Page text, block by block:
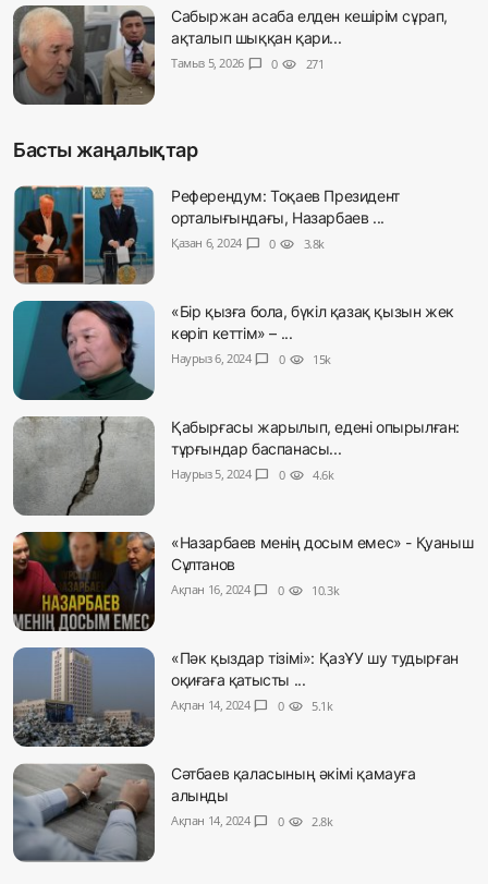
Сабыржан асаба елден кешірім сұрап,
ақталып шыққан қари...
Тамыз 5, 2026 chat_bubble 0 visibility 271
Басты жаңалықтар
Референдум: Тоқаев Президент
орталығындағы, Назарбаев ...
Қазан 6, 2024 chat_bubble 0 visibility 3.8k
«Бір қызға бола, бүкіл қазақ қызын жек
көріп кеттім» – ...
Наурыз 6, 2024 chat_bubble 0 visibility 15k
Қабырғасы жарылып, едені опырылған:
тұрғындар баспанасы...
Наурыз 5, 2024 chat_bubble 0 visibility 4.6k
«Назарбаев менің досым емес» - Қуаныш
Сұлтанов
Ақпан 16, 2024 chat_bubble 0 visibility 10.3k
«Пәк қыздар тізімі»: ҚазҰУ шу тудырған
оқиғаға қатысты ...
Ақпан 14, 2024 chat_bubble 0 visibility 5.1k
Сәтбаев қаласының әкімі қамауға
алынды
Ақпан 14, 2024 chat_bubble 0 visibility 2.8k